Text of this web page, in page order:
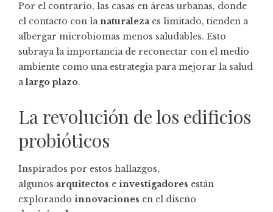
Por el contrario, las casas en áreas urbanas, donde
el contacto con lanaturaleza es limitado, tienden a
albergar microbiomas menos saludables. Esto
subraya la importancia de reconectar con el medio
ambiente como una estrategia para mejorar la salud
alargo plazo.
La revolución de los edificios
probióticos
Inspirados por estos hallazgos,
algunos arquitectos e investigadores están
explorando innovaciones en el diseño